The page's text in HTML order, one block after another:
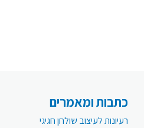
כתבות ומאמרים
רעיונות לעיצוב שולחן חגיגי